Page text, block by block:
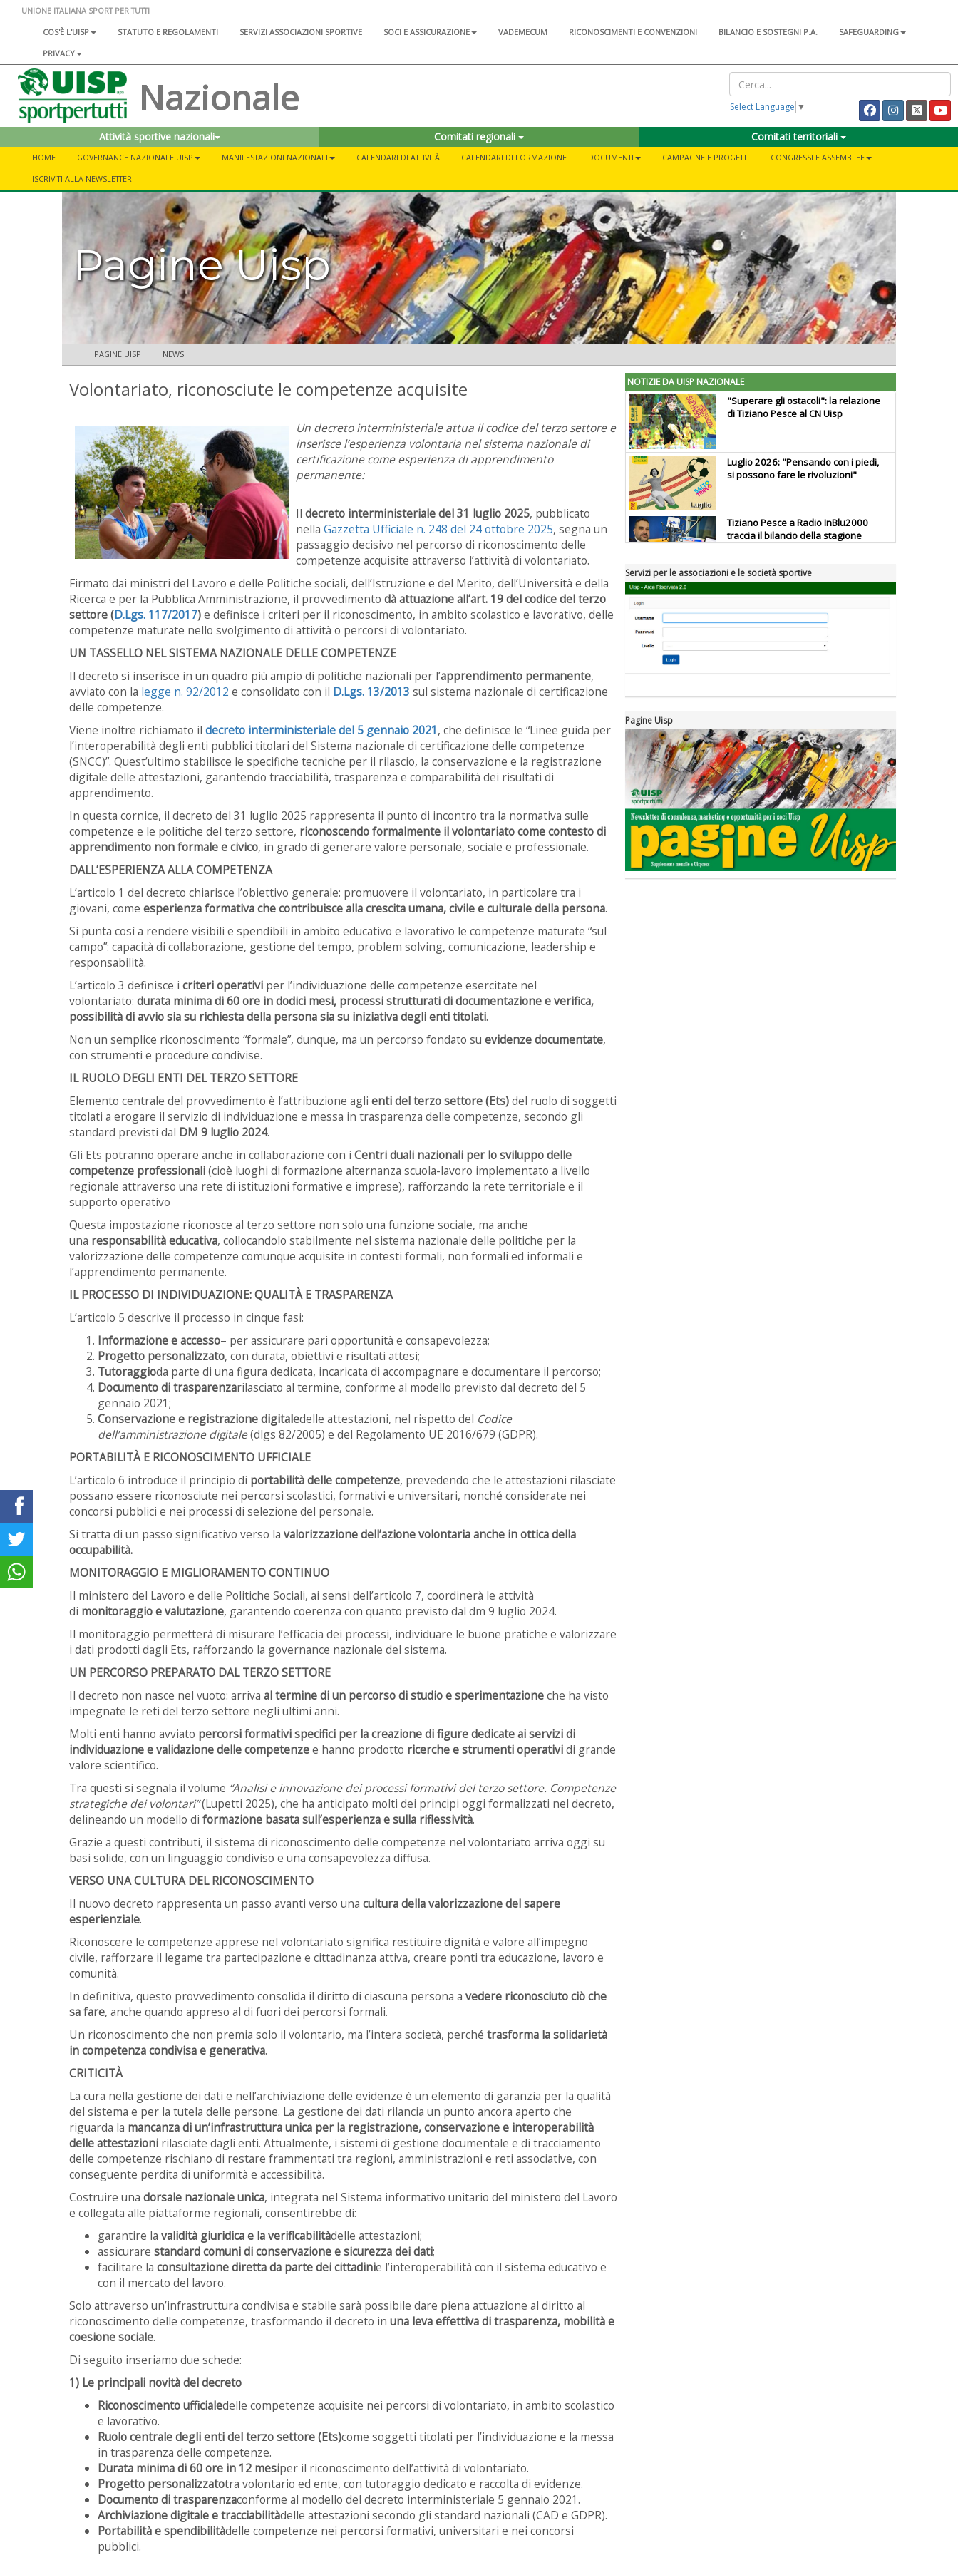
UNIONE ITALIANA SPORT PER TUTTI
COS'È L'UISP
STATUTO E REGOLAMENTI SERVIZI ASSOCIAZIONI SPORTIVE SOCI E ASSICURAZIONE VADEMECUM RICONOSCIMENTI E CONVENZIONI BILANCIO E SOSTEGNI P.A.
SAFEGUARDING
PRIVACY
Nazionale Select Language ▼
Attività sportive nazionali Comitati regionali Comitati territoriali
HOME GOVERNANCE NAZIONALE UISP MANIFESTAZIONI NAZIONALI CALENDARI DI ATTIVITÀ CALENDARI DI FORMAZIONE DOCUMENTI CAMPAGNE E PROGETTI
CONGRESSI E ASSEMBLEE
ISCRIVITI ALLA NEWSLETTER
Pagine Uisp
PAGINE UISP NEWS
Volontariato, riconosciute le competenze acquisite
Un decreto interministeriale attua il codice del terzo settore e
inserisce l’esperienza volontaria nel sistema nazionale di
certificazione come esperienza di apprendimento
permanente:
Il decreto interministeriale del 31 luglio 2025, pubblicato
nella Gazzetta Ufficiale n. 248 del 24 ottobre 2025, segna un
passaggio decisivo nel percorso di riconoscimento delle
competenze acquisite attraverso l’attività di volontariato.
Firmato dai ministri del Lavoro e delle Politiche sociali, dell’Istruzione e del Merito, dell’Università e della
Ricerca e per la Pubblica Amministrazione, il provvedimento dà attuazione all’art. 19 del codice del terzo
settore (D.Lgs. 117/2017)e definisce i criteri per il riconoscimento, in ambito scolastico e lavorativo, delle
competenze maturate nello svolgimento di attività o percorsi di volontariato.
UN TASSELLO NEL SISTEMA NAZIONALE DELLE COMPETENZE
Il decreto si inserisce in un quadro più ampio di politiche nazionali per l’apprendimento permanente,
avviato con la legge n. 92/2012 e consolidato con il D.Lgs. 13/2013 sul sistema nazionale di certificazione
delle competenze.
Viene inoltre richiamato il decreto interministeriale del 5 gennaio 2021, che definisce le “Linee guida per
l’interoperabilità degli enti pubblici titolari del Sistema nazionale di certificazione delle competenze
(SNCC)”. Quest’ultimo stabilisce le specifiche tecniche per il rilascio, la conservazione e la registrazione
digitale delle attestazioni, garantendo tracciabilità, trasparenza e comparabilità dei risultati di
apprendimento.
In questa cornice, il decreto del 31 luglio 2025 rappresenta il punto di incontro tra la normativa sulle
competenze e le politiche del terzo settore, riconoscendo formalmente il volontariato come contesto di
apprendimento non formale e civico, in grado di generare valore personale, sociale e professionale.
DALL’ESPERIENZA ALLA COMPETENZA
L’articolo 1 del decreto chiarisce l’obiettivo generale: promuovere il volontariato, in particolare tra i
giovani, come esperienza formativa che contribuisce alla crescita umana, civile e culturale della persona.
Si punta così a rendere visibili e spendibili in ambito educativo e lavorativo le competenze maturate “sul
campo”: capacità di collaborazione, gestione del tempo, problem solving, comunicazione, leadership e
responsabilità.
L’articolo 3 definisce i criteri operativi per l’individuazione delle competenze esercitate nel
volontariato: durata minima di 60 ore in dodici mesi, processi strutturati di documentazione e verifica,
possibilità di avvio sia su richiesta della persona sia su iniziativa degli enti titolati.
Non un semplice riconoscimento “formale”, dunque, ma un percorso fondato su evidenze documentate,
con strumenti e procedure condivise.
IL RUOLO DEGLI ENTI DEL TERZO SETTORE
Elemento centrale del provvedimento è l’attribuzione agli enti del terzo settore (Ets)del ruolo di soggetti
titolati a erogare il servizio di individuazione e messa in trasparenza delle competenze, secondo gli
standard previsti dal DM 9 luglio 2024.
Gli Ets potranno operare anche in collaborazione con i Centri duali nazionali per lo sviluppo delle
competenze professionali(cioè luoghi di formazione alternanza scuola-lavoro implementato a livello
regionale attraverso una rete di istituzioni formative e imprese), rafforzando la rete territoriale e il
supporto operativo
Questa impostazione riconosce al terzo settore non solo una funzione sociale, ma anche
una responsabilità educativa, collocandolo stabilmente nel sistema nazionale delle politiche per la
valorizzazione delle competenze comunque acquisite in contesti formali, non formali ed informali e
l’apprendimento permanente.
IL PROCESSO DI INDIVIDUAZIONE: QUALITÀ E TRASPARENZA
L’articolo 5 descrive il processo in cinque fasi:
Informazione e accesso– per assicurare pari opportunità e consapevolezza;
Progetto personalizzato, con durata, obiettivi e risultati attesi;
Tutoraggioda parte di una figura dedicata, incaricata di accompagnare e documentare il percorso;
Documento di trasparenzarilasciato al termine, conforme al modello previsto dal decreto del 5
gennaio 2021;
Conservazione e registrazione digitaledelle attestazioni, nel rispetto del Codice
dell’amministrazione digitale(dlgs 82/2005) e del Regolamento UE 2016/679 (GDPR).
PORTABILITÀ E RICONOSCIMENTO UFFICIALE
L’articolo 6 introduce il principio di portabilità delle competenze, prevedendo che le attestazioni rilasciate
possano essere riconosciute nei percorsi scolastici, formativi e universitari, nonché considerate nei
concorsi pubblici e nei processi di selezione del personale.
Si tratta di un passo significativo verso la valorizzazione dell’azione volontaria anche in ottica della
occupabilità.
MONITORAGGIO E MIGLIORAMENTO CONTINUO
Il ministero del Lavoro e delle Politiche Sociali, ai sensi dell’articolo 7, coordinerà le attività
di monitoraggio e valutazione, garantendo coerenza con quanto previsto dal dm 9 luglio 2024.
Il monitoraggio permetterà di misurare l’efficacia dei processi, individuare le buone pratiche e valorizzare
i dati prodotti dagli Ets, rafforzando la governance nazionale del sistema.
UN PERCORSO PREPARATO DAL TERZO SETTORE
Il decreto non nasce nel vuoto: arriva al termine di un percorso di studio e sperimentazioneche ha visto
impegnate le reti del terzo settore negli ultimi anni.
Molti enti hanno avviato percorsi formativi specifici per la creazione di figure dedicate ai servizi di
individuazione e validazione delle competenzee hanno prodotto ricerche e strumenti operatividi grande
valore scientifico.
Tra questi si segnala il volume “Analisi e innovazione dei processi formativi del terzo settore. Competenze
strategiche dei volontari”(Lupetti 2025), che ha anticipato molti dei principi oggi formalizzati nel decreto,
delineando un modello di formazione basata sull’esperienza e sulla riflessività.
Grazie a questi contributi, il sistema di riconoscimento delle competenze nel volontariato arriva oggi su
basi solide, con un linguaggio condiviso e una consapevolezza diffusa.
VERSO UNA CULTURA DEL RICONOSCIMENTO
Il nuovo decreto rappresenta un passo avanti verso una cultura della valorizzazione del sapere
esperienziale.
Riconoscere le competenze apprese nel volontariato significa restituire dignità e valore all’impegno
civile, rafforzare il legame tra partecipazione e cittadinanza attiva, creare ponti tra educazione, lavoro e
comunità.
In definitiva, questo provvedimento consolida il diritto di ciascuna persona a vedere riconosciuto ciò che
sa fare, anche quando appreso al di fuori dei percorsi formali.
Un riconoscimento che non premia solo il volontario, ma l’intera società, perché trasforma la solidarietà
in competenza condivisa e generativa.
CRITICITÀ
La cura nella gestione dei dati e nell’archiviazione delle evidenze è un elemento di garanzia per la qualità
del sistema e per la tutela delle persone. La gestione dei dati rilancia un punto ancora aperto che
riguarda la mancanza di un’infrastruttura unica per la registrazione, conservazione e interoperabilità
delle attestazioni rilasciate dagli enti. Attualmente, i sistemi di gestione documentale e di tracciamento
delle competenze rischiano di restare frammentati tra regioni, amministrazioni e reti associative, con
conseguente perdita di uniformità e accessibilità.
Costruire una dorsale nazionale unica, integrata nel Sistema informativo unitario del ministero del Lavoro
e collegata alle piattaforme regionali, consentirebbe di:
garantire la validità giuridica e la verificabilitàdelle attestazioni;
assicurare standard comuni di conservazione e sicurezza dei dati;
facilitare la consultazione diretta da parte dei cittadinie l’interoperabilità con il sistema educativo e
con il mercato del lavoro.
Solo attraverso un’infrastruttura condivisa e stabile sarà possibile dare piena attuazione al diritto al
riconoscimento delle competenze, trasformando il decreto in una leva effettiva di trasparenza, mobilità e
coesione sociale.
Di seguito inseriamo due schede:
1) Le principali novità del decreto
Riconoscimento ufficialedelle competenze acquisite nei percorsi di volontariato, in ambito scolastico
e lavorativo.
Ruolo centrale degli enti del terzo settore (Ets)come soggetti titolati per l’individuazione e la messa
in trasparenza delle competenze.
Durata minima di 60 ore in 12 mesiper il riconoscimento dell’attività di volontariato.
Progetto personalizzatotra volontario ed ente, con tutoraggio dedicato e raccolta di evidenze.
Documento di trasparenzaconforme al modello del decreto interministeriale 5 gennaio 2021.
Archiviazione digitale e tracciabilitàdelle attestazioni secondo gli standard nazionali (CAD e GDPR).
Portabilità e spendibilitàdelle competenze nei percorsi formativi, universitari e nei concorsi
pubblici.
NOTIZIE DA UISP NAZIONALE
"Superare gli ostacoli": la relazione
di Tiziano Pesce al CN Uisp
Luglio 2026: "Pensando con i piedi,
si possono fare le rivoluzioni"
Tiziano Pesce a Radio InBlu2000
traccia il bilancio della stagione
Ddl Lobby, Uisp: “Il Parlamento
valorizzi le nostre specificità"
La formazione Uisp rallenta ma
a Roma
Servizi per le associazioni e le società sportive
Pagine Uisp